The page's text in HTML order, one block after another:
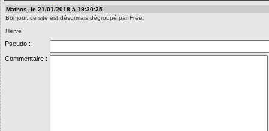
Mathos, le 21/01/2018 à 19:30:35
Bonjour, ce site est désormais dégroupé par Free.
Hervé
Pseudo :
Commentaire :